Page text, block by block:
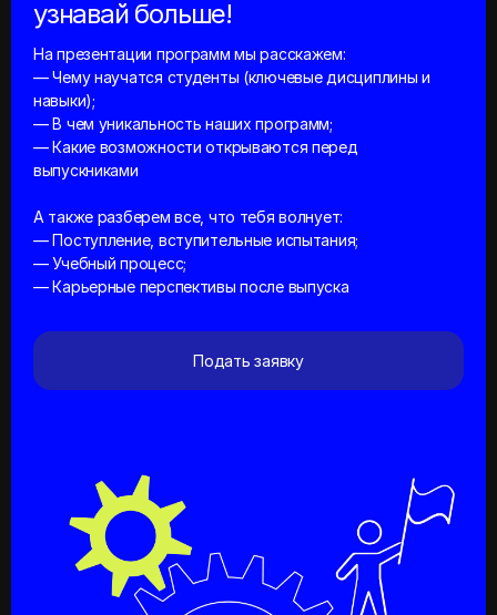
На презентации программ мы расскажем:
— Чему научатся студенты (ключевые дисциплины и
навыки);
— В чем уникальность наших программ;
— Какие возможности открываются перед
выпускниками
А также разберем все, что тебя волнует:
— Поступление, вступительные испытания;
— Учебный процесс;
— Карьерные перспективы после выпуска
Подать заявку